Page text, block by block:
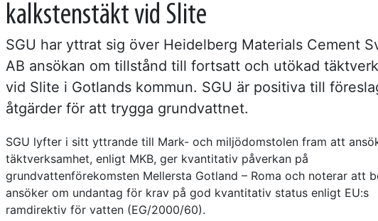
kalkstenstäkt vid Slite
SGU har yttrat sig över Heidelberg Materials Cement
AB ansökan om tillstånd till fortsatt och utökad
vid Slite i Gotlands kommun. SGU är positiva till
åtgärder för att trygga grundvattnet.
SGU lyfter i sitt yttrande till Mark- och miljödomstolen fram att
täktverksamhet, enligt MKB, ger kvantitativ påverkan på
grundvattenförekomsten Mellersta Gotland – Roma och noterar att
ansöker om undantag för krav på god kvantitativ status enligt EU:s
ramdirektiv för vatten (EG/2000/60).